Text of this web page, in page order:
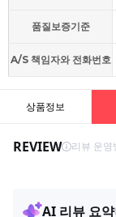
품질보증기준
A/S 책임자와 전화번호
상품정보